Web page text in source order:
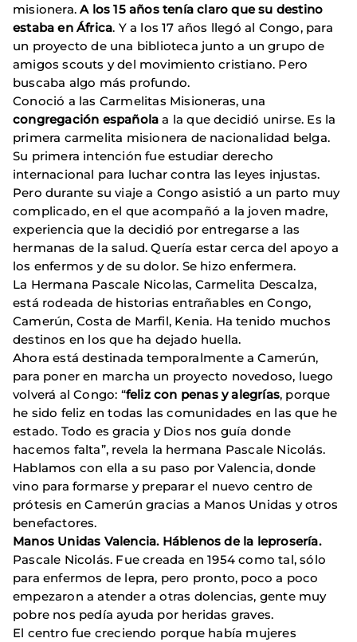
misionera.A los 15 años tenía claro que su destino
estaba en África. Y a los 17 años llegó al Congo, para
un proyecto de una biblioteca junto a un grupo de
amigos scouts y del movimiento cristiano. Pero
buscaba algo más profundo.
Conoció a las Carmelitas Misioneras, una
congregación española a la que decidió unirse. Es la
primera carmelita misionera de nacionalidad belga.
Su primera intención fue estudiar derecho
internacional para luchar contra las leyes injustas.
Pero durante su viaje a Congo asistió a un parto muy
complicado, en el que acompañó a la joven madre,
experiencia que la decidió por entregarse a las
hermanas de la salud. Quería estar cerca del apoyo a
los enfermos y de su dolor. Se hizo enfermera.
La Hermana Pascale Nicolas, Carmelita Descalza,
está rodeada de historias entrañables en Congo,
Camerún, Costa de Marfil, Kenia. Ha tenido muchos
destinos en los que ha dejado huella.
Ahora está destinada temporalmente a Camerún,
para poner en marcha un proyecto novedoso, luego
volverá al Congo: “feliz con penas y alegrías, porque
he sido feliz en todas las comunidades en las que he
estado. Todo es gracia y Dios nos guía donde
hacemos falta”, revela la hermana Pascale Nicolás.
Hablamos con ella a su paso por Valencia, donde
vino para formarse y preparar el nuevo centro de
prótesis en Camerún gracias a Manos Unidas y otros
benefactores.
Manos Unidas Valencia. Háblenos de la leprosería.
Pascale Nicolás. Fue creada en 1954 como tal, sólo
para enfermos de lepra, pero pronto, poco a poco
empezaron a atender a otras dolencias, gente muy
pobre nos pedía ayuda por heridas graves.
El centro fue creciendo porque había mujeres